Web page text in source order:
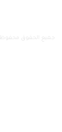
جميع الحقوق محفوظة